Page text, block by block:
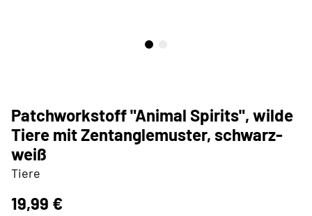
Patchworkstoff "Animal Spirits", wilde
Tiere mit Zentanglemuster, schwarz-
weiß
Tiere
19,99 €